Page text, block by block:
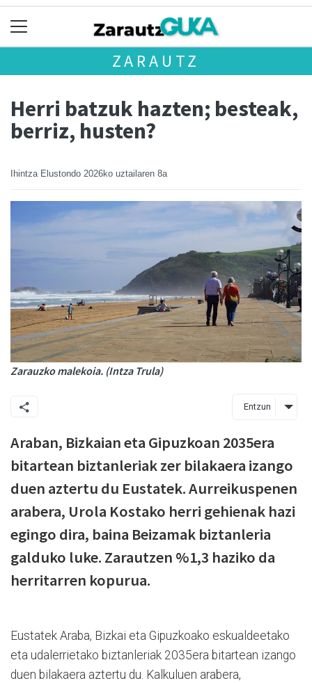
ZARAUTZ
Herri batzuk hazten; besteak,
berriz, husten?
Ihintza Elustondo 2026ko uztailaren 8a
Zarauzko malekoia. (Intza Trula)
Entzun
Araban, Bizkaian eta Gipuzkoan 2035era
bitartean biztanleriak zer bilakaera izango
duen aztertu du Eustatek. Aurreikuspenen
arabera, Urola Kostako herri gehienak hazi
egingo dira, baina Beizamak biztanleria
galduko luke. Zarautzen %1,3 haziko da
herritarren kopurua.
Eustatek Araba, Bizkai eta Gipuzkoako eskualdeetako
eta udalerrietako biztanleriak 2035era bitartean izango
duen bilakaera aztertu du. Kalkuluen arabera,